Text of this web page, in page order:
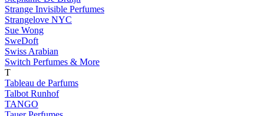
Strange Invisible Perfumes
Strangelove NYC
Sue Wong
SweDoft
Swiss Arabian
Switch Perfumes & More
T
Tableau de Parfums
Talbot Runhof
TANGO